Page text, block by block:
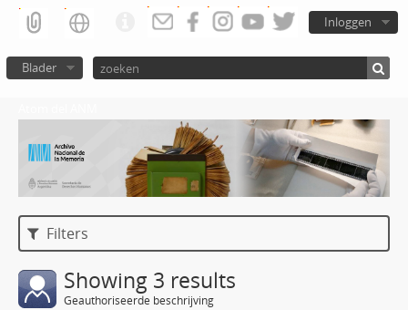
Inloggen
Blader
Filters
Showing 3 results
Geauthoriseerde beschrijving